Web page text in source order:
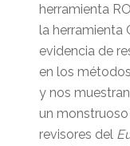
herramienta
la herramienta
evidencia de
en los
y nos
un
revisores del